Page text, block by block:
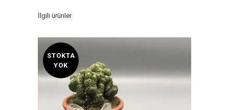
İlgili ürünler
STOKTA
YOK